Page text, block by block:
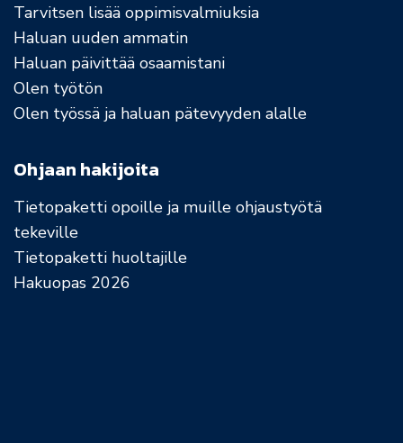
Tarvitsen lisää oppimisvalmiuksia
Haluan uuden ammatin
Haluan päivittää osaamistani
Olen työtön
Olen työssä ja haluan pätevyyden alalle
Ohjaan hakijoita
Tietopaketti opoille ja muille ohjaustyötä
tekeville
Tietopaketti huoltajille
Hakuopas 2026